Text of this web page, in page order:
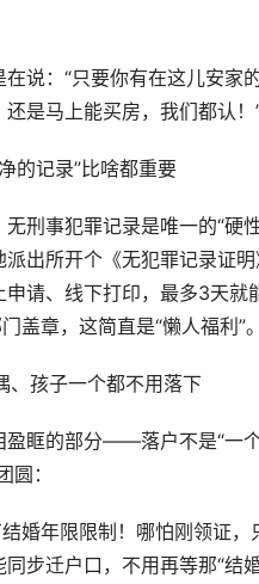
说：“只要你有在这儿安家
是马上能买房，我们都认！
的记录”比啥都重要
刑事犯罪记录是唯一的“硬
派出所开个《无犯罪记录证
申请、线下打印，最多3天就
盖章，这简直是“懒人福利”。
、孩子一个都不用落下
盈眶的部分——落户不是“一
圆：
婚年限限制！哪怕刚领证，
步迁户口，不用再等那“结